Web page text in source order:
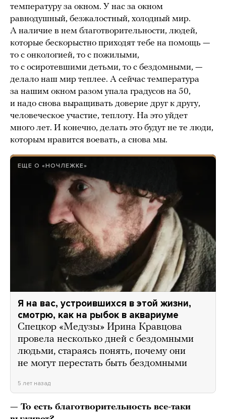
температуру за окном. У нас за окном
равнодушный, безжалостный, холодный мир.
А наличие в нем благотворительности, людей,
которые бескорыстно приходят тебе на помощь —
то с онкологией, то с пожилыми,
то с осиротевшими детьми, то с бездомными, —
делало наш мир теплее. А сейчас температура
за нашим окном разом упала градусов на 50,
и надо снова выращивать доверие друг к другу,
человеческое участие, теплоту. На это уйдет
много лет. И конечно, делать это будут не те люди,
которым нравится воевать, а снова мы.
ЕЩЕ О «НОЧЛЕЖКЕ»
Я на вас, устроившихся в этой жизни,
смотрю, как на рыбок в аквариуме
Спецкор «Медузы» Ирина Кравцова
провела несколько дней с бездомными
людьми, стараясь понять, почему они
не могут перестать быть бездомными
5 лет назад
— То есть благотворительность все-таки